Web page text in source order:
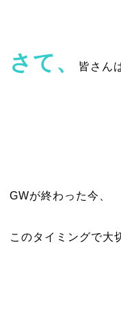
さて、 皆さん
GWが終わった今、
このタイミングで大